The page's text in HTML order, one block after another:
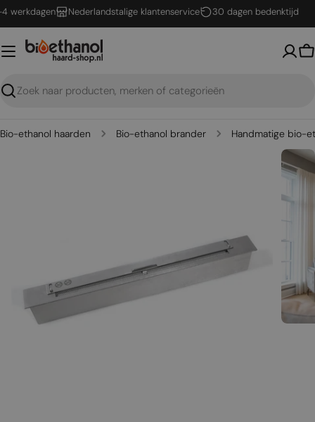
Ga
naar
inhoud
Nederlandstalige klantenservice 30 dagen bedenktijd
Zoeken
Bio-ethanol haarden Bio-ethanol brander Handmatige bio-
Open media 0 in een venster
Open